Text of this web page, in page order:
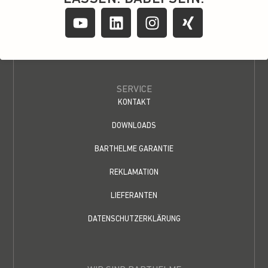
SERVICE
KONTAKT
DOWNLOADS
BARTHELME GARANTIE
REKLAMATION
LIEFERANTEN
DATENSCHUTZERKLÄRUNG